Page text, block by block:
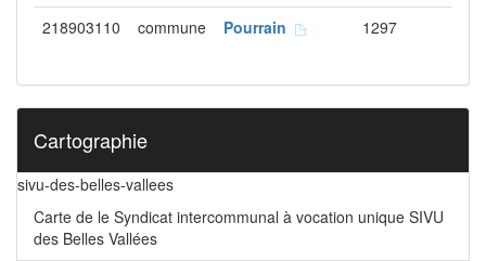
218903110
commune Pourrain 1297
Cartographie
sivu-des-belles-vallees
Carte de le Syndicat intercommunal à vocation unique SIVU
des Belles Vallées